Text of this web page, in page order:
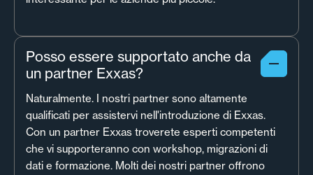
Posso essere supportato anche da
un partner Exxas?
Naturalmente. I nostri partner sono altamente
qualificati per assistervi nell'introduzione di Exxas.
Con un partner Exxas troverete esperti competenti
che vi supporteranno con workshop, migrazioni di
dati e formazione. Molti dei nostri partner offrono